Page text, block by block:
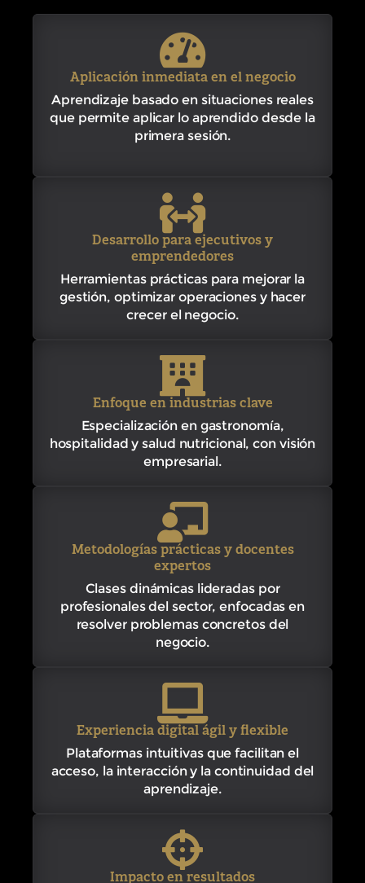
Aplicación inmediata en el negocio
Aprendizaje basado en situaciones reales
que permite aplicar lo aprendido desde la
primera sesión.
Desarrollo para ejecutivos y
emprendedores
Herramientas prácticas para mejorar la
gestión, optimizar operaciones y hacer
crecer el negocio.
Enfoque en industrias clave
Especialización en gastronomía,
hospitalidad y salud nutricional, con visión
empresarial.
Metodologías prácticas y docentes
expertos
Clases dinámicas lideradas por
profesionales del sector, enfocadas en
resolver problemas concretos del
negocio.
Experiencia digital ágil y flexible
Plataformas intuitivas que facilitan el
acceso, la interacción y la continuidad del
aprendizaje.
Impacto en resultados